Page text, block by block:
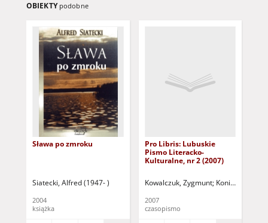
OBIEKTY podobne
Sława po zmroku
Siatecki, Alfred (1947- )
2004
książka
Pro Libris: Lubuskie
Pismo Literacko-
Kulturalne, nr 2 (2007)
Kowalczuk, Zygmunt Koniusz,
2007
czasopismo